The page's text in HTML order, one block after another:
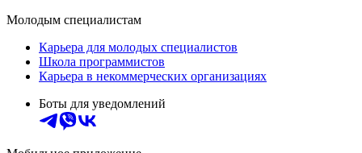
Молодым специалистам
Карьера для молодых специалистов
Школа программистов
Карьера в некоммерческих организациях
Боты для уведомлений